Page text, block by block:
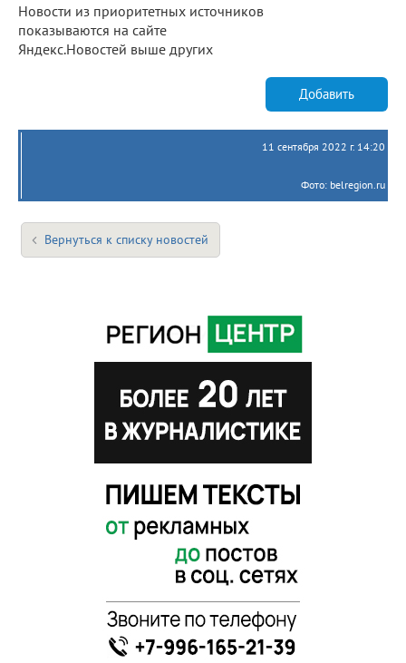
Новости из приоритетных источников
показываются на сайте
Яндекс.Новостей выше других
Добавить
11 сентября 2022 г. 14:20
Фото: belregion.ru
Вернуться к списку новостей